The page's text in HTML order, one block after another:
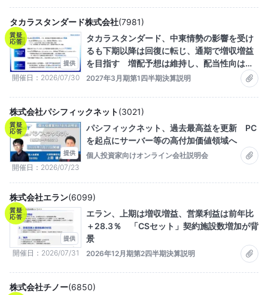
質疑
応答
提供
開催日 2026/07/30
タカラスタンダード株式会社(7981)
タカラスタンダード、中東情勢の影響を受け
るも下期以降は回復に転じ、通期で増収増益
を目指す 増配予想は維持し、配当性向は約
55％
2027年3月期第1四半期決算説明
質疑
応答
提供
開催日 2026/07/23
株式会社パシフィックネット(3021)
パシフィックネット、過去最高益を更新 PC
を起点にサーバー等の高付加価値領域へ
個人投資家向けオンライン会社説明会
質疑
応答
提供
開催日 2026/07/31
株式会社エラン(6099)
エラン、上期は増収増益、営業利益は前年比
＋28.3％ 「CSセット」契約施設数増加が背
景
2026年12月期第2四半期決算説明
株式会社チノー(6850)